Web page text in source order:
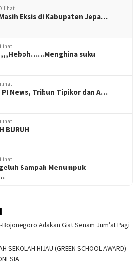
Eksis di Kabupaten Jepa…
suku
PI News, Tribun Tipikor dan A…
BURUH
Sampah Menumpuk
Adakan Giat Senam Jum’at Pagi
SEKOLAH HIJAU (GREEN SCHOOL AWARD)